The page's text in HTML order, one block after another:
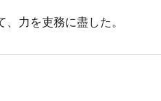
力を吏務に盡した。